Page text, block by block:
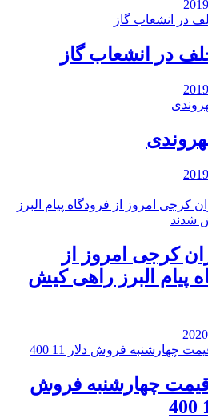
در انشعاب گاز
کرجی امروز از
پیام البرز راهی کیش
قیمت چهارشنبه فروش